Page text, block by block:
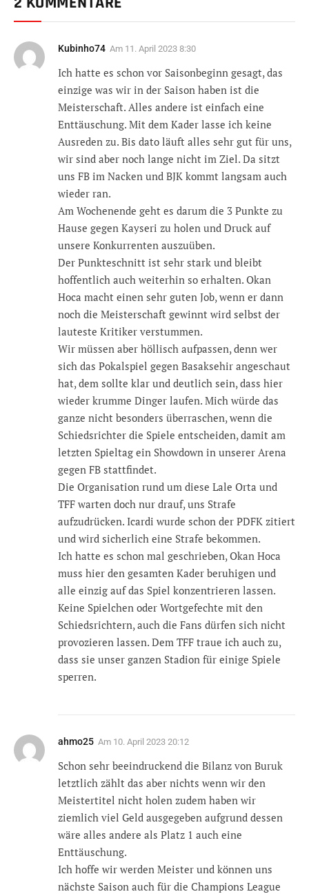
Kubinho74 Am 11. April 2023 8:30
Ich hatte es schon vor Saisonbeginn gesagt, das
einzige was wir in der Saison haben ist die
Meisterschaft. Alles andere ist einfach eine
Enttäuschung. Mit dem Kader lasse ich keine
Ausreden zu. Bis dato läuft alles sehr gut für uns,
wir sind aber noch lange nicht im Ziel. Da sitzt
uns FB im Nacken und BJK kommt langsam auch
wieder ran.
Am Wochenende geht es darum die 3 Punkte zu
Hause gegen Kayseri zu holen und Druck auf
unsere Konkurrenten auszuüben.
Der Punkteschnitt ist sehr stark und bleibt
hoffentlich auch weiterhin so erhalten. Okan
Hoca macht einen sehr guten Job, wenn er dann
noch die Meisterschaft gewinnt wird selbst der
lauteste Kritiker verstummen.
Wir müssen aber höllisch aufpassen, denn wer
sich das Pokalspiel gegen Basaksehir angeschaut
hat, dem sollte klar und deutlich sein, dass hier
wieder krumme Dinger laufen. Mich würde das
ganze nicht besonders überraschen, wenn die
Schiedsrichter die Spiele entscheiden, damit am
letzten Spieltag ein Showdown in unserer Arena
gegen FB stattfindet.
Die Organisation rund um diese Lale Orta und
TFF warten doch nur drauf, uns Strafe
aufzudrücken. Icardi wurde schon der PDFK zitiert
und wird sicherlich eine Strafe bekommen.
Ich hatte es schon mal geschrieben, Okan Hoca
muss hier den gesamten Kader beruhigen und
alle einzig auf das Spiel konzentrieren lassen.
Keine Spielchen oder Wortgefechte mit den
Schiedsrichtern, auch die Fans dürfen sich nicht
provozieren lassen. Dem TFF traue ich auch zu,
dass sie unser ganzen Stadion für einige Spiele
sperren.
ahmo25 Am 10. April 2023 20:12
Schon sehr beeindruckend die Bilanz von Buruk
letztlich zählt das aber nichts wenn wir den
Meistertitel nicht holen zudem haben wir
ziemlich viel Geld ausgegeben aufgrund dessen
wäre alles andere als Platz 1 auch eine
Enttäuschung.
Ich hoffe wir werden Meister und können uns
nächste Saison auch für die Champions League